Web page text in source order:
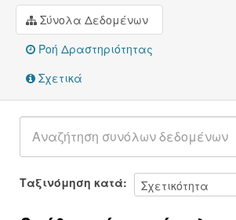
Ομάδες
Σχετικά
Σύνολα Δεδομένων
Ροή Δραστηριότητας
Σχετικά
Ταξινόμηση κατά